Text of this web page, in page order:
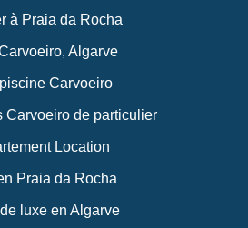
à Praia da Rocha
Algarve
Carvoeiro
Carvoeiro de particulier
Location
Praia da Rocha
luxe en Algarve